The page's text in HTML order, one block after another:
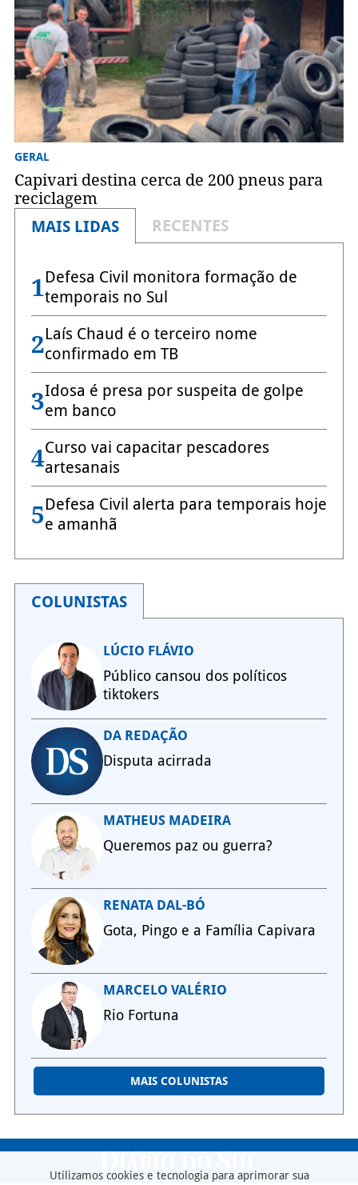
GERAL
Capivari destina cerca de 200 pneus para
reciclagem
MAIS LIDAS
RECENTES
1Defesa Civil monitora formação de
temporais no Sul
2Laís Chaud é o terceiro nome
confirmado em TB
3Idosa é presa por suspeita de golpe
em banco
4Curso vai capacitar pescadores
artesanais
5Defesa Civil alerta para temporais hoje
e amanhã
COLUNISTAS
LÚCIO FLÁVIO
Público cansou dos políticos
tiktokers
DA REDAÇÃO
Disputa acirrada
MATHEUS MADEIRA
Queremos paz ou guerra?
RENATA DAL-BÓ
Gota, Pingo e a Família Capivara
MARCELO VALÉRIO
Rio Fortuna
MAIS COLUNISTAS
Utilizamos cookies e tecnologia para aprimorar sua